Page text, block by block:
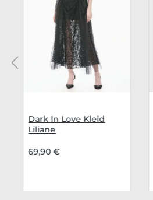
Dark In Love Kleid
Liliane
69,90 €